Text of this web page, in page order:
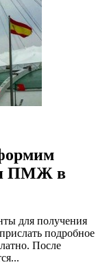
ПМЖ в
для получения
подробное
После